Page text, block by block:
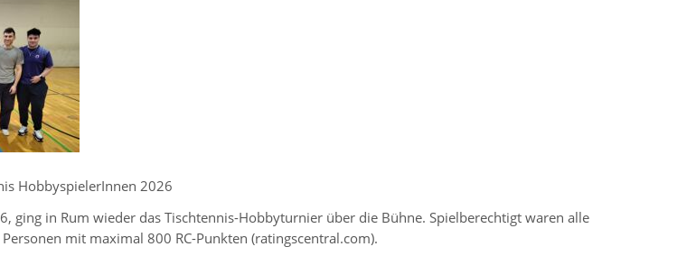
HobbyspielerInnen 2026
ging in Rum wieder das Tischtennis-Hobbyturnier über die Bühne. Spielberechtigt waren alle
mit maximal 800 RC-Punkten (ratingscentral.com).